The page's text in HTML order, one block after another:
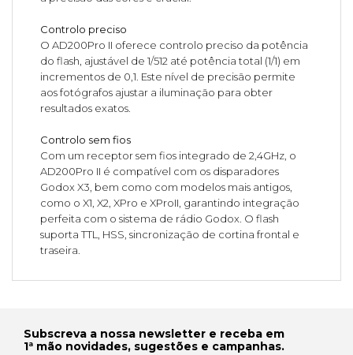
Controlo preciso
O AD200Pro II oferece controlo preciso da potência
do flash, ajustável de 1/512 até potência total (1/1) em
incrementos de 0,1. Este nível de precisão permite
aos fotógrafos ajustar a iluminação para obter
resultados exatos.
Controlo sem fios
Com um receptor sem fios integrado de 2,4GHz, o
AD200Pro II é compatível com os disparadores
Godox X3, bem como com modelos mais antigos,
como o X1, X2, XPro e XProII, garantindo integração
perfeita com o sistema de rádio Godox. O flash
suporta TTL, HSS, sincronização de cortina frontal e
traseira.
Subscreva a nossa newsletter e receba em
1ª mão novidades, sugestões e campanhas.